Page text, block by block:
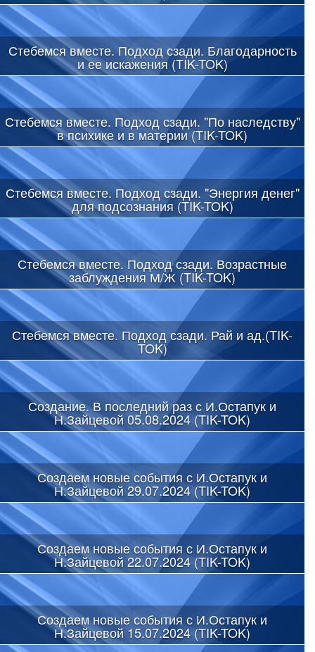
Стебемся вместе. Подход сзади. Благодарность
и ее искажения (TIK-TOK)
Стебемся вместе. Подход сзади. "По наследству"
в психике и в материи (TIK-TOK)
Стебемся вместе. Подход сзади. "Энергия денег"
для подсознания (TIK-TOK)
Стебемся вместе. Подход сзади. Возрастные
заблуждения М/Ж (TIK-TOK)
Стебемся вместе. Подход сзади. Рай и ад.(TIK-
TOK)
Создание. В последний раз с И.Остапук и
Н.Зайцевой 05.08.2024 (TIK-TOK)
Создаем новые события с И.Остапук и
Н.Зайцевой 29.07.2024 (TIK-TOK)
Создаем новые события с И.Остапук и
Н.Зайцевой 22.07.2024 (TIK-TOK)
Создаем новые события с И.Остапук и
Н.Зайцевой 15.07.2024 (TIK-TOK)